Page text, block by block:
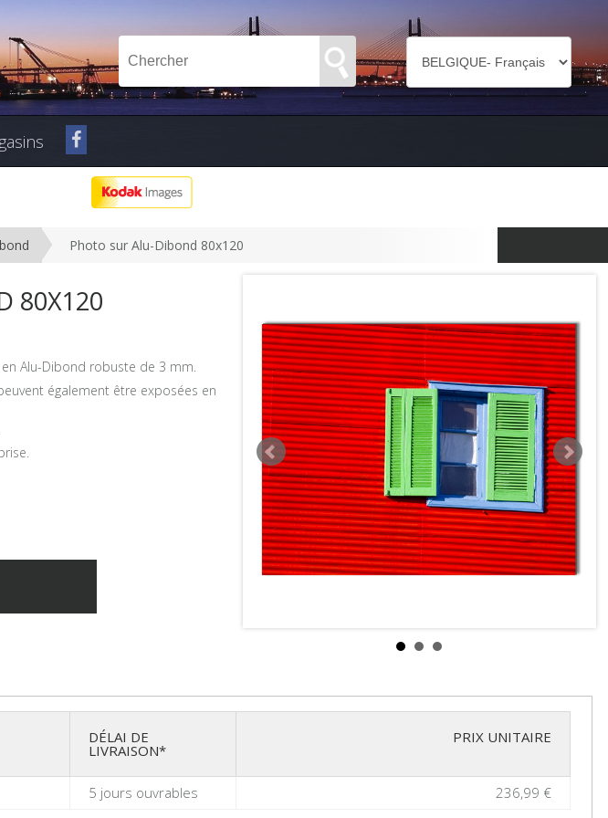
Photo sur Alu-Dibond 80x120
80X120
Alu-Dibond robuste de 3 mm.
également être exposées en
DÉLAI DE
LIVRAISON*
PRIX UNITAIRE
5 jours ouvrables 236,99 €